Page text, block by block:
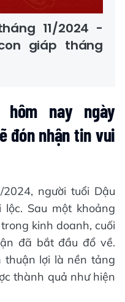
11/2024 -
giáp tháng
hôm nay ngày
đón nhận tin vui
người tuổi Dậu
Sau một khoảng
kinh doanh, cuối
đã bắt đầu đổ về.
thuận lợi là nền tảng
thành quả như hiện